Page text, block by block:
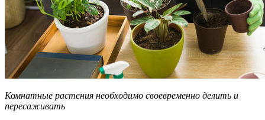
Комнатные растения необходимо своевременно делить и
пересаживать